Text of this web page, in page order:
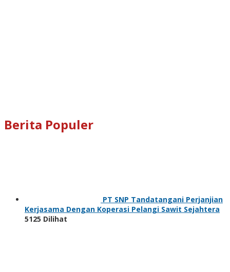
Berita Populer
PT SNP Tandatangani Perjanjian
Kerjasama Dengan Koperasi Pelangi Sawit Sejahtera
5125 Dilihat